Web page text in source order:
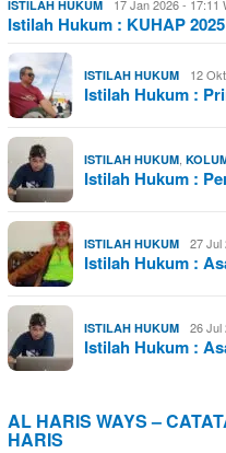
ISTILAH HUKUM 17 Jan 2026 - 17:11
Istilah Hukum : KUHAP 2025
ISTILAH HUKUM 12
Istilah Hukum :
ISTILAH HUKUM
Istilah Hukum :
ISTILAH HUKUM 27 Jul
Istilah Hukum :
ISTILAH HUKUM 26 Jul
Istilah Hukum :
AL HARIS WAYS –
HARIS